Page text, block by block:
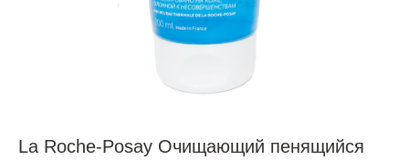
La Roche-Posay Очищающий пенящийся